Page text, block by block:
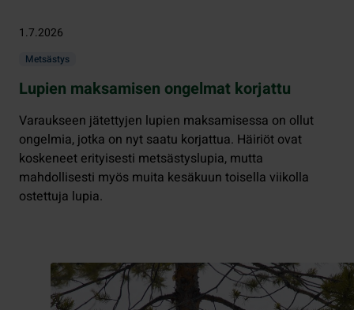
1.7.2026
Metsästys
Lupien maksamisen ongelmat korjattu
Varaukseen jätettyjen lupien maksamisessa on ollut
ongelmia, jotka on nyt saatu korjattua. Häiriöt ovat
koskeneet erityisesti metsästyslupia, mutta
mahdollisesti myös muita kesäkuun toisella viikolla
ostettuja lupia.